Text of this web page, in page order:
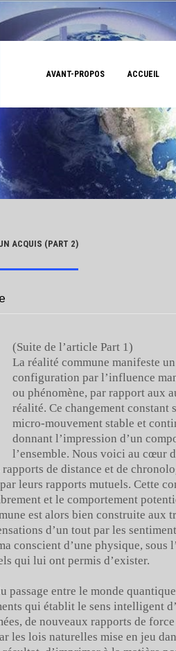
AVANT-PROPOS ACCUEIL
ACQUIS (PART 2)
(Suite de l’article Part 1)
La réalité commune manifeste
configuration par l’influence
ou phénomène, par rapport aux
réalité. Ce changement constant
micro-mouvement stable et
donnant l’impression d’un
l’ensemble. Nous voici au cœur
de distance et de
leurs rapports mutuels. Cette
et le comportement
est alors bien construite aux
d’un tout par les
conscient d’une physique, sous
qui lui ont permis d’exister.
passage entre le monde
qui établit le sens intelligent
de nouveaux rapports de
les lois naturelles mise en jeu